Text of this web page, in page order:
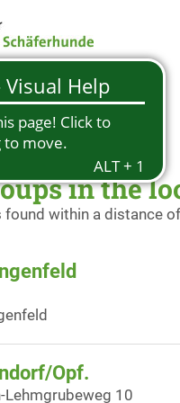
in the
found within a distance
Opf.
Lehmgrubeweg 10